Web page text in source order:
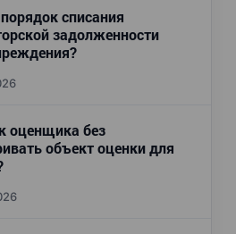
списания
задолженности
оценщика без
объект оценки для